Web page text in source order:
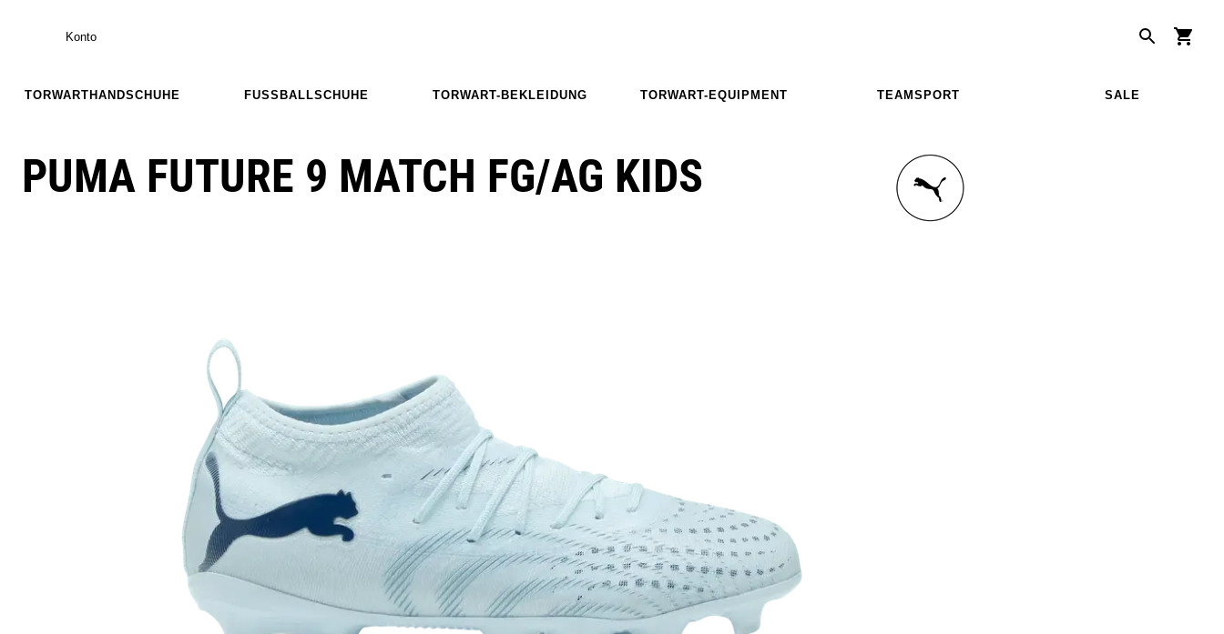
Konto
TORWARTHANDSCHUHE FUSSBALLSCHUHE TORWART-BEKLEIDUNG TORWART-EQUIPMENT TEAMSPORT SALE
PUMA FUTURE 9 MATCH FG/AG KIDS